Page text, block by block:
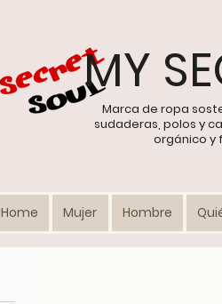
MY
Marca de ropa
sudaderas, polos y
orgánico y
Home Mujer Hombre